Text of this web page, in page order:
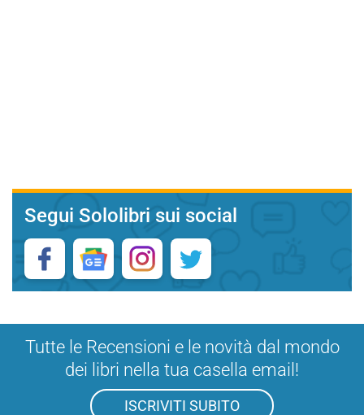
Segui Sololibri sui social
Tutte le Recensioni e le novità dal mondo
dei libri nella tua casella email!
ISCRIVITI SUBITO